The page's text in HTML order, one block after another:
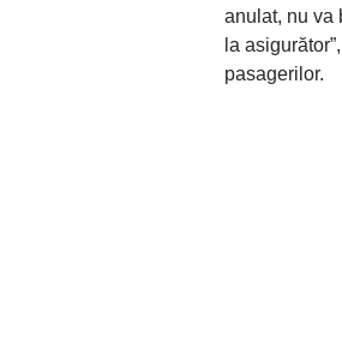
anulat, nu va
la
pasagerilor.